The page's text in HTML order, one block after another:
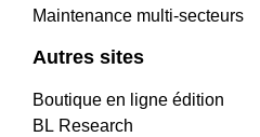
Maintenance multi-secteurs
Autres sites
Boutique en ligne édition
BL Research